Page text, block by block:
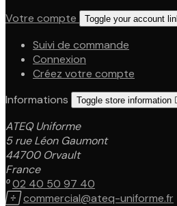
Votre compte
Toggle your account
Suivi de commande
Connexion
Créez votre compte
Informations
Toggle store information
ATEQ Uniforme
5 rue Léon Gaumont
44700 Orvault
France
02 40 50 97 40
commercial@ateq-uniforme.fr